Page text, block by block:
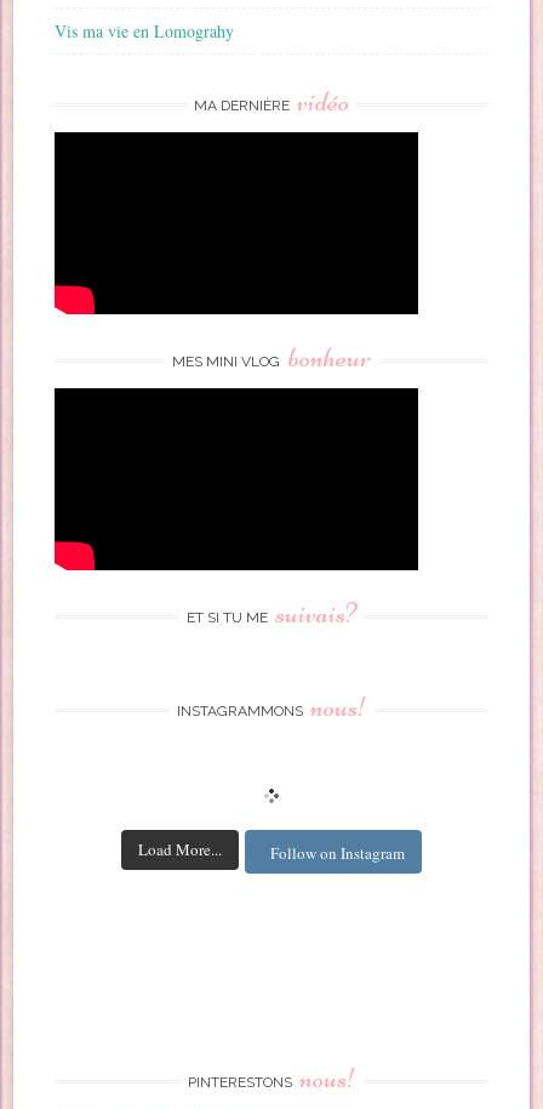
Vis ma vie en Lomograhy
MA DERNIÈRE vidéo
MES MINI VLOG bonheur
ET SI TU ME suivais?
INSTAGRAMMONS nous!
Load More... Follow on Instagram
PINTERESTONS nous!